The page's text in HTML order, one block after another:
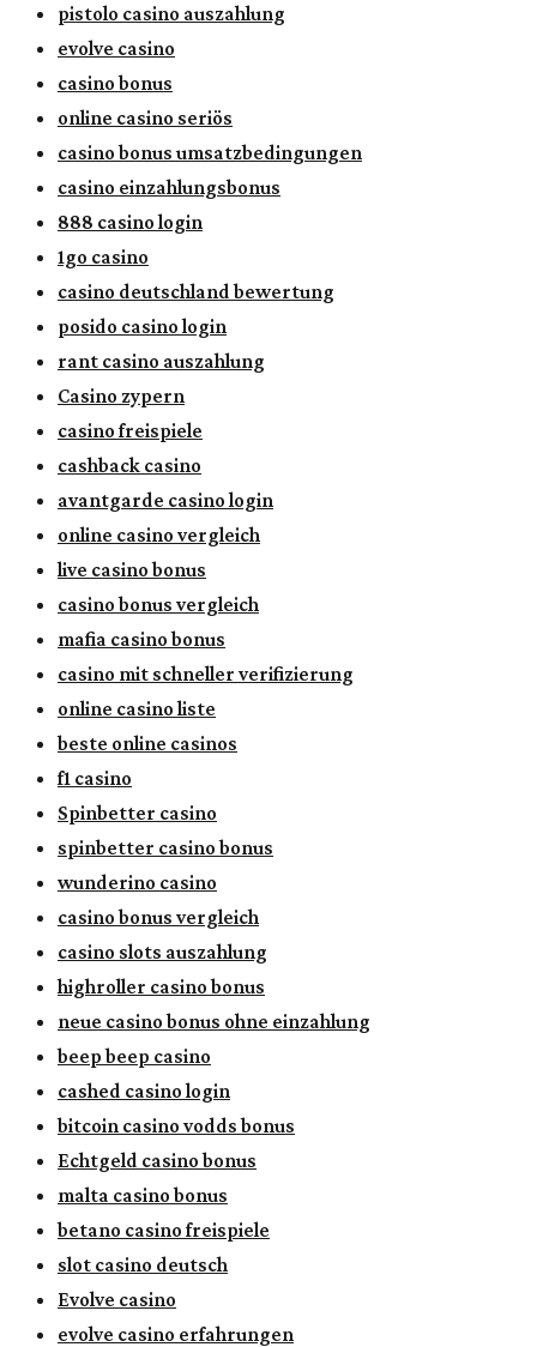
pistolo casino auszahlung
evolve casino
casino bonus
online casino seriös
casino bonus umsatzbedingungen
casino einzahlungsbonus
888 casino login
1go casino
casino deutschland bewertung
posido casino login
rant casino auszahlung
Casino zypern
casino freispiele
cashback casino
avantgarde casino login
online casino vergleich
live casino bonus
casino bonus vergleich
mafia casino bonus
casino mit schneller verifizierung
online casino liste
beste online casinos
f1 casino
Spinbetter casino
spinbetter casino bonus
wunderino casino
casino bonus vergleich
casino slots auszahlung
highroller casino bonus
neue casino bonus ohne einzahlung
beep beep casino
cashed casino login
bitcoin casino vodds bonus
Echtgeld casino bonus
malta casino bonus
betano casino freispiele
slot casino deutsch
Evolve casino
evolve casino erfahrungen